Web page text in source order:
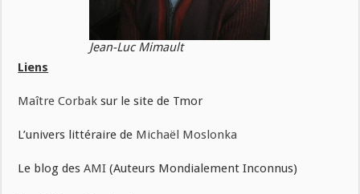
Jean-Luc Mimault
Liens
Maître Corbak sur le site de Tmor
L’univers littéraire de Michaël Moslonka
Le blog desAMI (Auteurs Mondialement Inconnus)